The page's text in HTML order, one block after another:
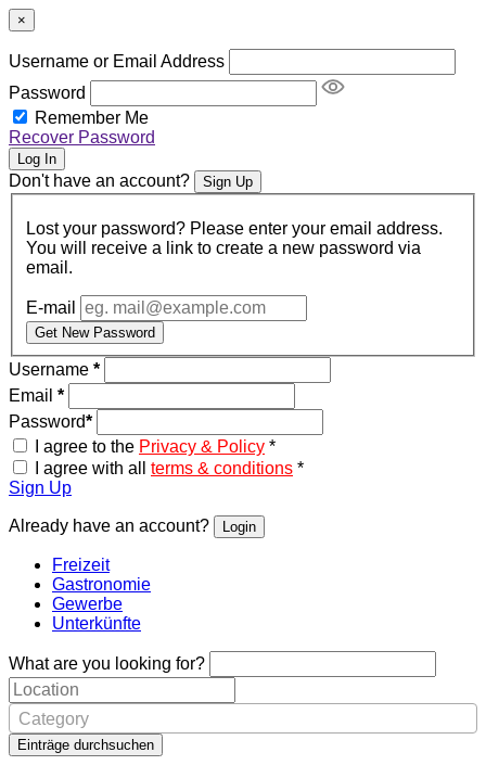
×
Username or Email Address
Password
Remember Me
Recover Password
Log In
Don't have an account? Sign Up
Lost your password? Please enter your email address.
You will receive a link to create a new password via
email.
E-mail
Get New Password
Username *
Email *
Password*
I agree to the Privacy & Policy *
I agree with all terms & conditions *
Sign Up
Already have an account? Login
Freizeit
Gastronomie
Gewerbe
Unterkünfte
What are you looking for?
Category
Einträge durchsuchen